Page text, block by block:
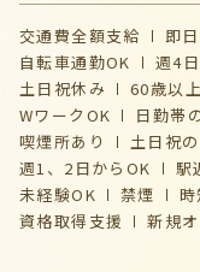
交通費全額支給 即
自転車通勤OK
週4
土日祝休み
60歳以
WワークOK
日勤帯
喫煙所あり
土日祝
週1、2日からOK
駅
未経験OK
禁煙
資格取得支援
新規